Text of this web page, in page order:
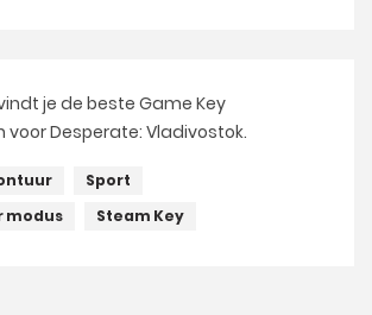
je de beste Game Key
Desperate: Vladivostok.
Sport
modus
Steam Key